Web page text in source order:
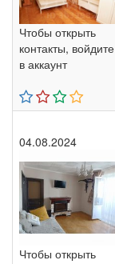
Чтобы открыть
контакты, войдите
в аккаунт
04.08.2024
Чтобы открыть